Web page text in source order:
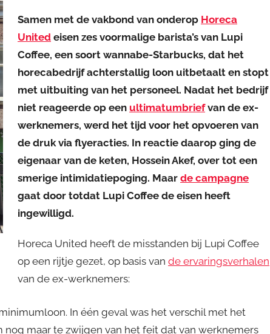
Samen met de vakbond van onderop Horeca
United eisen zes voormalige barista’s van Lupi
Coffee, een soort wannabe-Starbucks, dat het
horecabedrijf achterstallig loon uitbetaalt en stopt
met uitbuiting van het personeel. Nadat het bedrijf
niet reageerde op een ultimatumbriefvan de ex-
werknemers, werd het tijd voor het opvoeren van
de druk via flyeracties. In reactie daarop ging de
eigenaar van de keten, Hossein Akef, over tot een
smerige intimidatiepoging. Maar de campagne
gaat door totdat Lupi Coffee de eisen heeft
ingewilligd.
Horeca United heeft de misstanden bij Lupi Coffee
op een rijtje gezet, op basis van de ervaringsverhalen
van de ex-werknemers:
In één geval was het verschil met het
maar te zwijgen van het feit dat van werknemers